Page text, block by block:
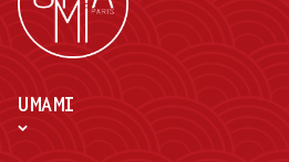
UMAMI